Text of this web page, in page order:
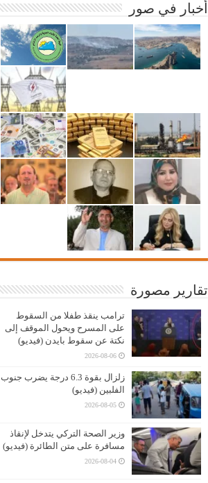
أخبار في صور
تقارير مصورة
ترامب ينقذ طفلا من السقوط
على المسرح ويحول الموقف إلى
نكتة عن سقوط بايدن (فيديو)
2026-08-06
زلزال بقوة 6.3 درجة يضرب جنوب
الفلبين (فيديو)
2026-08-05
وزير الصحة التركي يتدخل لإنقاذ
مسافرة على متن الطائرة (فيديو)
2026-08-04